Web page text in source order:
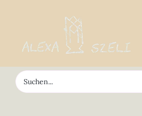
springen
Suche
nach: